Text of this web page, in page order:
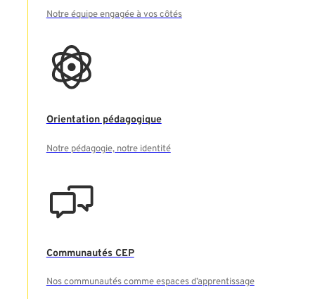
Notre équipe engagée à vos côtés
Orientation pédagogique
Notre pédagogie, notre identité
Communautés CEP
Nos communautés comme espaces d’apprentissage